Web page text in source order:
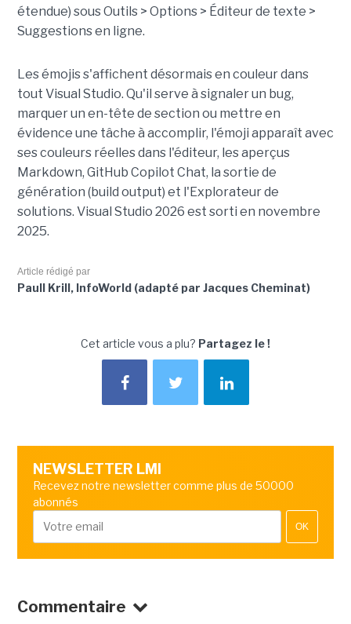
étendue) sous Outils > Options > Éditeur de texte >
Suggestions en ligne.
Les émojis s'affichent désormais en couleur dans
tout Visual Studio. Qu'il serve à signaler un bug,
marquer un en-tête de section ou mettre en
évidence une tâche à accomplir, l'émoji apparaît avec
ses couleurs réelles dans l'éditeur, les aperçus
Markdown, GitHub Copilot Chat, la sortie de
génération (build output) et l'Explorateur de
solutions. Visual Studio 2026 est sorti en novembre
2025.
Article rédigé par
Paull Krill, InfoWorld (adapté par Jacques Cheminat)
Cet article vous a plu? Partagez le !
NEWSLETTER LMI
Recevez notre newsletter comme plus de 50000
abonnés
OK
Commentaire